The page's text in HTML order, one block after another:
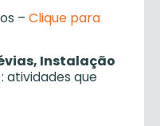
– Clique para
Instalação
atividades que
de 2019.